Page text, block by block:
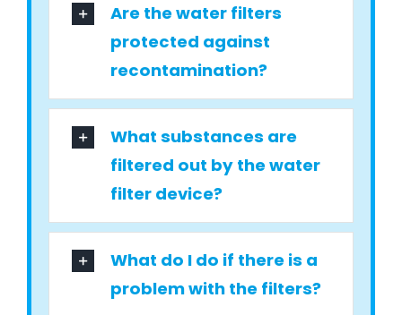
Are the water filters
protected against
recontamination?
What substances are
filtered out by the water
filter device?
What do I do if there is a
problem with the filters?